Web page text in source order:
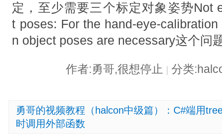
定，至少需要三个标定对象姿势Not
t poses: For the hand-eye-
n object poses are necessary这个问
作者:勇哥,很想停止 分类
勇哥的视频教程（halcon中级篇）：C#端用
时调用外部函数